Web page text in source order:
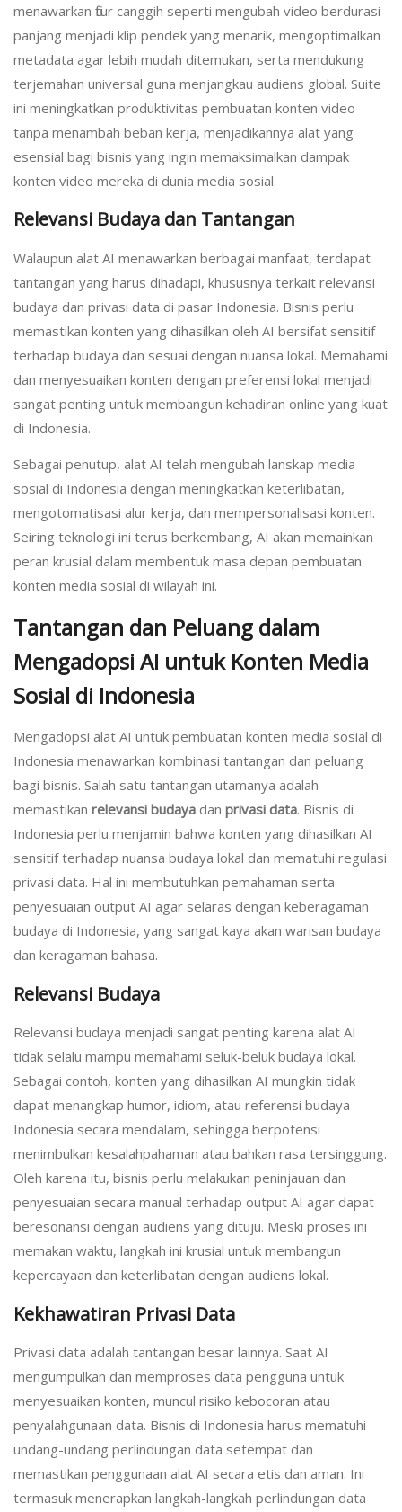
menawarkan fitur canggih seperti mengubah video berdurasi
panjang menjadi klip pendek yang menarik, mengoptimalkan
metadata agar lebih mudah ditemukan, serta mendukung
terjemahan universal guna menjangkau audiens global. Suite
ini meningkatkan produktivitas pembuatan konten video
tanpa menambah beban kerja, menjadikannya alat yang
esensial bagi bisnis yang ingin memaksimalkan dampak
konten video mereka di dunia media sosial.
Relevansi Budaya dan Tantangan
Walaupun alat AI menawarkan berbagai manfaat, terdapat
tantangan yang harus dihadapi, khususnya terkait relevansi
budaya dan privasi data di pasar Indonesia. Bisnis perlu
memastikan konten yang dihasilkan oleh AI bersifat sensitif
terhadap budaya dan sesuai dengan nuansa lokal. Memahami
dan menyesuaikan konten dengan preferensi lokal menjadi
sangat penting untuk membangun kehadiran online yang kuat
di Indonesia.
Sebagai penutup, alat AI telah mengubah lanskap media
sosial di Indonesia dengan meningkatkan keterlibatan,
mengotomatisasi alur kerja, dan mempersonalisasi konten.
Seiring teknologi ini terus berkembang, AI akan memainkan
peran krusial dalam membentuk masa depan pembuatan
konten media sosial di wilayah ini.
Tantangan dan Peluang dalam
Mengadopsi AI untuk Konten Media
Sosial di Indonesia
Mengadopsi alat AI untuk pembuatan konten media sosial di
Indonesia menawarkan kombinasi tantangan dan peluang
bagi bisnis. Salah satu tantangan utamanya adalah
memastikan relevansi budaya dan privasi data. Bisnis di
Indonesia perlu menjamin bahwa konten yang dihasilkan AI
sensitif terhadap nuansa budaya lokal dan mematuhi regulasi
privasi data. Hal ini membutuhkan pemahaman serta
penyesuaian output AI agar selaras dengan keberagaman
budaya di Indonesia, yang sangat kaya akan warisan budaya
dan keragaman bahasa.
Relevansi Budaya
Relevansi budaya menjadi sangat penting karena alat AI
tidak selalu mampu memahami seluk-beluk budaya lokal.
Sebagai contoh, konten yang dihasilkan AI mungkin tidak
dapat menangkap humor, idiom, atau referensi budaya
Indonesia secara mendalam, sehingga berpotensi
menimbulkan kesalahpahaman atau bahkan rasa tersinggung.
Oleh karena itu, bisnis perlu melakukan peninjauan dan
penyesuaian secara manual terhadap output AI agar dapat
beresonansi dengan audiens yang dituju. Meski proses ini
memakan waktu, langkah ini krusial untuk membangun
kepercayaan dan keterlibatan dengan audiens lokal.
Kekhawatiran Privasi Data
Privasi data adalah tantangan besar lainnya. Saat AI
mengumpulkan dan memproses data pengguna untuk
menyesuaikan konten, muncul risiko kebocoran atau
penyalahgunaan data. Bisnis di Indonesia harus mematuhi
undang-undang perlindungan data setempat dan
memastikan penggunaan alat AI secara etis dan aman. Ini
termasuk menerapkan langkah-langkah perlindungan data